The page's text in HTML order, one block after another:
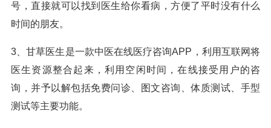
号，直接就可以找到医生给你看病，方便了平时没有什么
时间的朋友。
3、甘草医生是一款中医在线医疗咨询APP，利用互联网将
医生资源整合起来，利用空闲时间，在线接受用户的咨
询，并予以解包括免费问诊、图文咨询、体质测试、手型
测试等主要功能。